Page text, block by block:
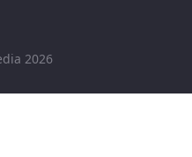
2026